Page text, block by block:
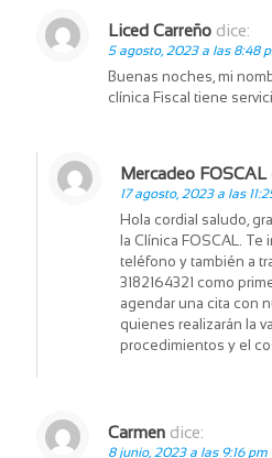
Liced Carreño dice:
5 agosto, 2023 a las 8:48
Buenas noches, mi
clínica Fiscal tiene
Mercadeo FOSCAL
17 agosto, 2023 a las
Hola cordial saludo,
la Clínica FOSCAL. Te
teléfono y también a
3182164321 como
agendar una cita con
quienes realizarán la
procedimientos y el
Carmen dice:
8 junio, 2023 a las 9:16 pm